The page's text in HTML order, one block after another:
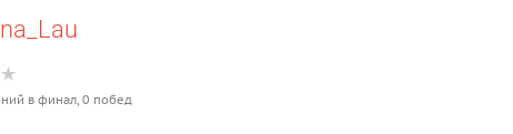
в финал, 0 побед